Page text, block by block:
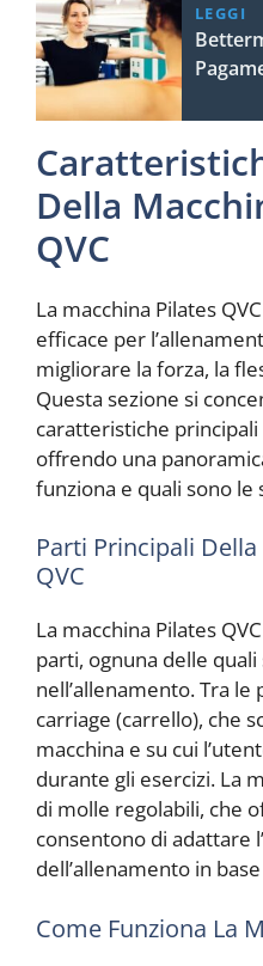
LEGGI
Della
QVC
La macchina Pilates
efficace per
migliorare la forza, la
Questa sezione si
caratteristiche
offrendo una
funziona e quali sono
Parti Principali
QVC
La macchina Pilates
parti, ognuna delle
nell’allenamento. Tra le
carriage (carrello), che
macchina e su cui
durante gli esercizi. La
di molle regolabili, che
consentono di adattare
dell’allenamento in
Come Funziona La